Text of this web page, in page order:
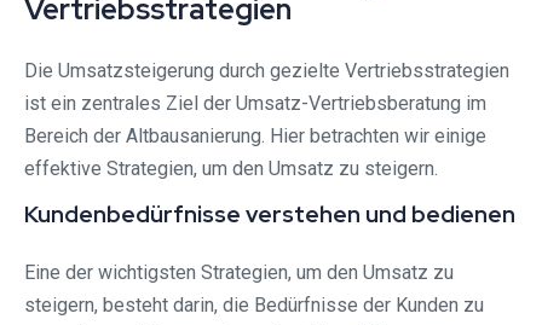
Vertriebsstrategien
Die Umsatzsteigerung durch gezielte Vertriebsstrategien
ist ein zentrales Ziel der Umsatz-Vertriebsberatung im
Bereich der Altbausanierung. Hier betrachten wir einige
effektive Strategien, um den Umsatz zu steigern.
Kundenbedürfnisse verstehen und bedienen
Eine der wichtigsten Strategien, um den Umsatz zu
steigern, besteht darin, die Bedürfnisse der Kunden zu